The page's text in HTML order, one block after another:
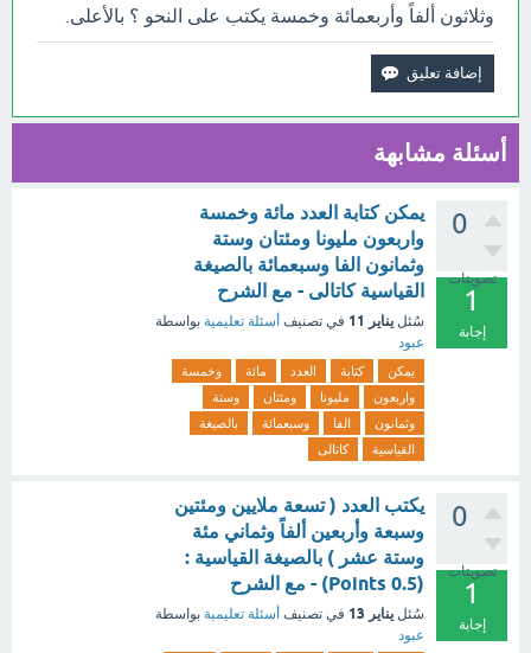
وثلاثون ألفاً وأربعمائة وخمسة يكتب على النحو ؟ بالأعلى.
أسئلة مشابهة
0
تصويتات
1
إجابة
يمكن كتابة العدد مائة وخمسة
واربعون مليونا ومئتان وستة
وثمانون الفا وسبعمائة بالصيغة
القياسية كاتالى - مع الشرح
سُئل يناير 11 في تصنيف أسئلة تعليمية بواسطة
عبود
يمكن كتابة العدد مائة
وخمسة
واربعون
مليونا ومئتان
وستة
وثمانون
الفا وسبعمائة
بالصيغة
القياسية
كاتالى
0
تصويتات
1
إجابة
يكتب العدد ( تسعة ملايين ومئتين
وسبعة وأربعين ألفاً وثماني مئة
وستة عشر ) بالصيغة القياسية :
(0.5 Points) - مع الشرح
سُئل يناير 13 في تصنيف أسئلة تعليمية بواسطة
عبود